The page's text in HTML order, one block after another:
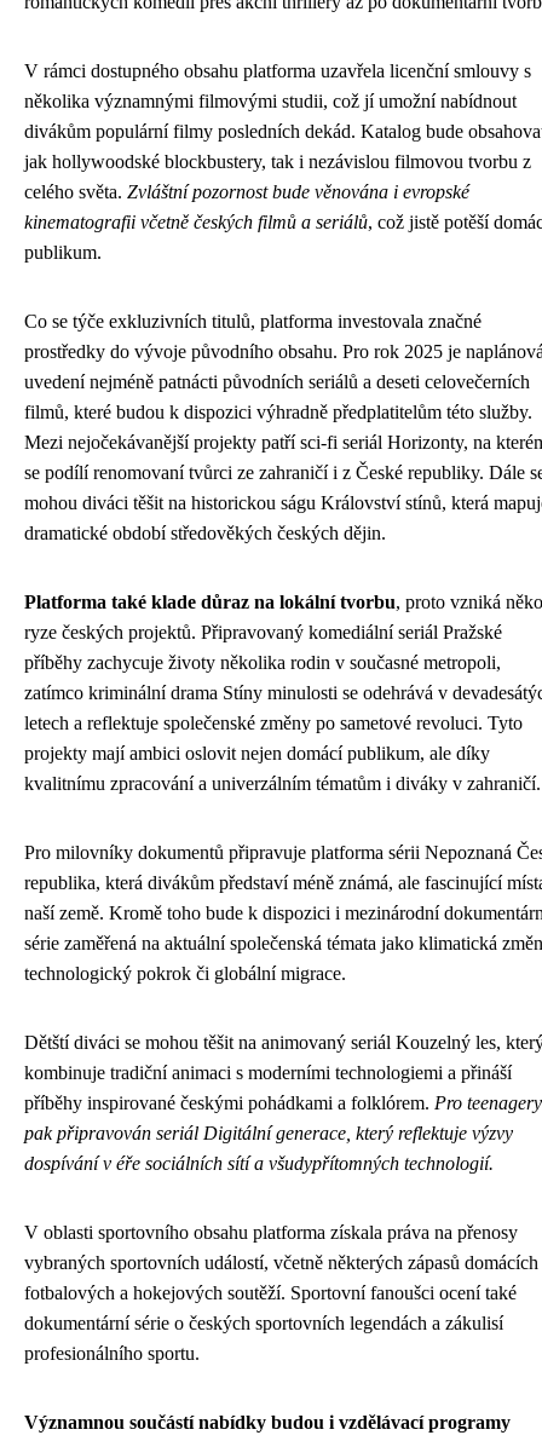
V rámci dostupného obsahu platforma uzavřela licenční smlouvy s
několika významnými filmovými studii, což jí umožní nabídnout
divákům populární filmy posledních dekád. Katalog bude
jak hollywoodské blockbustery, tak i nezávislou filmovou tvorbu z
celého světa. Zvláštní pozornost bude věnována i evropské
kinematografii včetně českých filmů a seriálů, což jistě potěší
publikum.
Co se týče exkluzivních titulů, platforma investovala značné
prostředky do vývoje původního obsahu. Pro rok 2025 je
uvedení nejméně patnácti původních seriálů a deseti celovečerních
filmů, které budou k dispozici výhradně předplatitelům této služby.
Mezi nejočekávanější projekty patří sci-fi seriál Horizonty, na
se podílí renomovaní tvůrci ze zahraničí i z České republiky. Dále
mohou diváci těšit na historickou ságu Království stínů, která
dramatické období středověkých českých dějin.
Platforma také klade důraz na lokální tvorbu, proto vzniká
ryze českých projektů. Připravovaný komediální seriál Pražské
příběhy zachycuje životy několika rodin v současné metropoli,
zatímco kriminální drama Stíny minulosti se odehrává v
letech a reflektuje společenské změny po sametové revoluci. Tyto
projekty mají ambici oslovit nejen domácí publikum, ale díky
kvalitnímu zpracování a univerzálním tématům i diváky v zahraničí.
Pro milovníky dokumentů připravuje platforma sérii Nepoznaná
republika, která divákům představí méně známá, ale fascinující
naší země. Kromě toho bude k dispozici i mezinárodní
série zaměřená na aktuální společenská témata jako klimatická
technologický pokrok či globální migrace.
Dětští diváci se mohou těšit na animovaný seriál Kouzelný les,
kombinuje tradiční animaci s moderními technologiemi a přináší
příběhy inspirované českými pohádkami a folklórem. Pro
pak připravován seriál Digitální generace, který reflektuje výzvy
dospívání v éře sociálních sítí a všudypřítomných technologií.
V oblasti sportovního obsahu platforma získala práva na přenosy
vybraných sportovních událostí, včetně některých zápasů domácích
fotbalových a hokejových soutěží. Sportovní fanoušci ocení také
dokumentární série o českých sportovních legendách a zákulisí
profesionálního sportu.
Významnou součástí nabídky budou i vzdělávací programy